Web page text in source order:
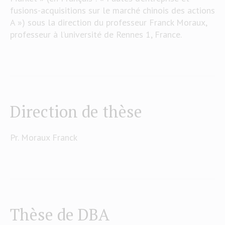
fusions-acquisitions sur le marché chinois des actions
A ») sous la direction du professeur Franck Moraux,
professeur à l’université de Rennes 1, France.
Direction de thèse
Pr. Moraux Franck
Thèse de DBA